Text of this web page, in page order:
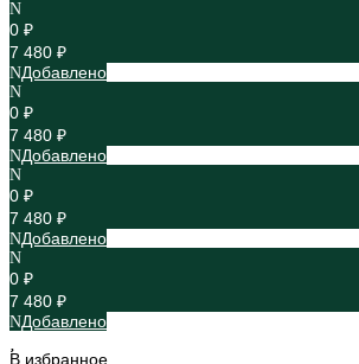
0 ₽
7 480 ₽
Добавлено
0 ₽
7 480 ₽
Добавлено
0 ₽
7 480 ₽
Добавлено
0 ₽
7 480 ₽
Добавлено
В избранное